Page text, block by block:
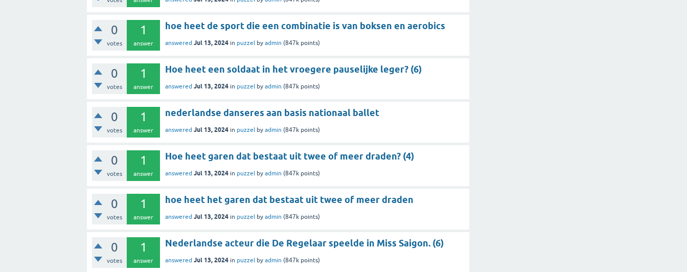
0
votes
1
answer
hoe heet de sport die een combinatie is van boksen en aerobics
answered Jul 13, 2024 in puzzel by admin (847k points)
0
votes
1
answer
Hoe heet een soldaat in het vroegere pauselijke leger? (6)
answered Jul 13, 2024 in puzzel by admin (847k points)
0
votes
1
answer
nederlandse danseres aan basis nationaal ballet
answered Jul 13, 2024 in puzzel by admin (847k points)
0
votes
1
answer
Hoe heet garen dat bestaat uit twee of meer draden? (4)
answered Jul 13, 2024 in puzzel by admin (847k points)
0
votes
1
answer
hoe heet het garen dat bestaat uit twee of meer draden
answered Jul 13, 2024 in puzzel by admin (847k points)
0
votes
1
answer
Nederlandse acteur die De Regelaar speelde in Miss Saigon. (6)
answered Jul 13, 2024 in puzzel by admin (847k points)